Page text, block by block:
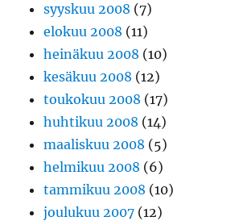
syyskuu 2008 (7)
elokuu 2008 (11)
heinäkuu 2008 (10)
kesäkuu 2008 (12)
toukokuu 2008 (17)
huhtikuu 2008 (14)
maaliskuu 2008 (5)
helmikuu 2008 (6)
tammikuu 2008 (10)
joulukuu 2007 (12)